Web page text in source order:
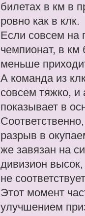
билетах в км в
ровно как в клк.
Если совсем на
чемпионат, в км
меньше
А команда из
совсем тяжко, и
показывает в
разрыв в
же завязан на
дивизион
не
Этот момент
улучшением